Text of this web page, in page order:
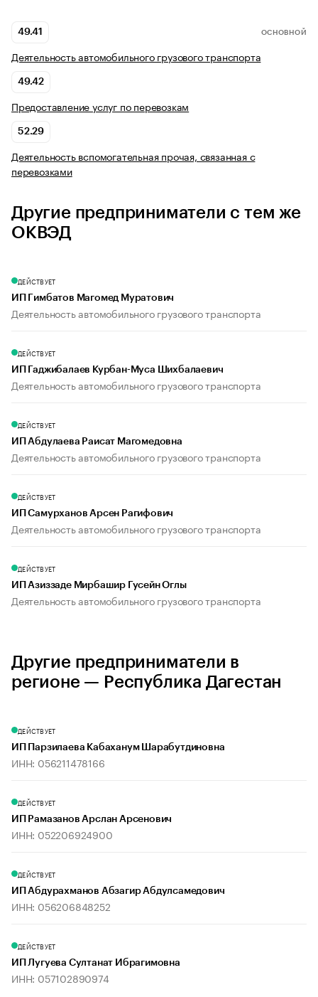
49.41 ОСНОВНОЙ
Деятельность автомобильного грузового транспорта
49.42
Предоставление услуг по перевозкам
52.29
Деятельность вспомогательная прочая, связанная с
перевозками
Другие предприниматели с тем же
ОКВЭД
ДЕЙСТВУЕТ
ИП Гимбатов Магомед Муратович
Деятельность автомобильного грузового транспорта
ДЕЙСТВУЕТ
ИП Гаджибалаев Курбан-Муса Шихбалаевич
Деятельность автомобильного грузового транспорта
ДЕЙСТВУЕТ
ИП Абдулаева Раисат Магомедовна
Деятельность автомобильного грузового транспорта
ДЕЙСТВУЕТ
ИП Самурханов Арсен Рагифович
Деятельность автомобильного грузового транспорта
ДЕЙСТВУЕТ
ИП Азиззаде Мирбашир Гусейн Оглы
Деятельность автомобильного грузового транспорта
Другие предприниматели в
регионе — Республика Дагестан
ДЕЙСТВУЕТ
ИП Парзилаева Кабаханум Шарабутдиновна
ИНН: 056211478166
ДЕЙСТВУЕТ
ИП Рамазанов Арслан Арсенович
ИНН: 052206924900
ДЕЙСТВУЕТ
ИП Абдурахманов Абзагир Абдулсамедович
ИНН: 056206848252
ДЕЙСТВУЕТ
ИП Лугуева Султанат Ибрагимовна
ИНН: 057102890974